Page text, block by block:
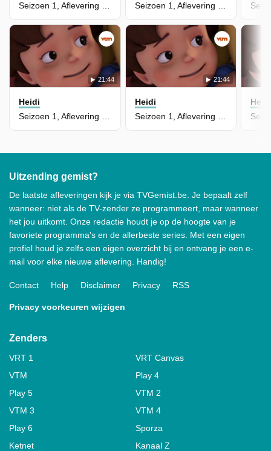
Seizoen 1, Aflevering 16 - De Belofte
Seizoen 1, Aflevering 15 - De Klokkentoren
21:44
Heidi
21:44
Heidi
Uitzending gemist?
De laatste afleveringen kijk je via TVGemist.be. Je bepaalt zelf
wanneer: niet als de TV-zender ze programmeert, maar wanneer
het jou uitkomt. Onze redactie houdt je op de hoogte van je
favoriete programma's en de allerbeste series. Met een eigen
profiel houd je zelfs een eigen overzicht bij en ontvang je een e-
mail voor elke nieuwe aflevering. Handig!
Contact Help Disclaimer Privacy RSS
Privacy voorkeuren wijzigen
Zenders
VRT 1
VRT Canvas
VTM
Play 4
Play 5
VTM 2
VTM 3
VTM 4
Play 6
Sporza
Ketnet
Kanaal Z